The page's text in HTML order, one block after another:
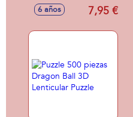
6 años 7,95 €